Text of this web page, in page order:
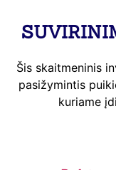
Šis skaitmeninis
pasižymintis
kuriame